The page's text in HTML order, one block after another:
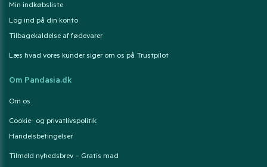
Min indkøbsliste
Log ind på din konto
Tilbagekaldelse af fødevarer
Læs hvad vores kunder siger om os på Trustpilot
Om Pandasia.dk
Om os
Cookie- og privatlivspolitik
Handelsbetingelser
Tilmeld nyhedsbrev – Gratis mad